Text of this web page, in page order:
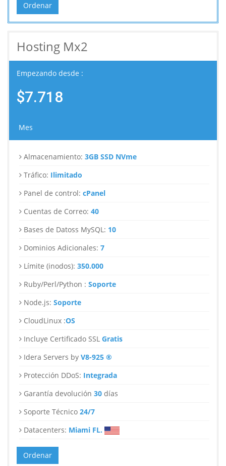
Ordenar
Hosting Mx2
Empezando desde :
$7.718
Mes
Almacenamiento: 3GB SSD NVme
Tráfico: Ilimitado
Panel de control: cPanel
Cuentas de Correo: 40
Bases de Datoss MySQL: 10
Dominios Adicionales: 7
Límite (inodos): 350.000
Ruby/Perl/Python : Soporte
Node.js: Soporte
CloudLinux :OS
Incluye Certificado SSL Gratis
Idera Servers by V8-925 ®
Protección DDoS: Integrada
Garantía devolución 30 días
Soporte Técnico 24/7
Datacenters: Miami FL.
Ordenar